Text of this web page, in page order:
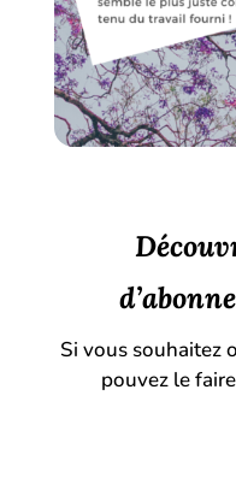
Si vous souhaitez
pouvez le